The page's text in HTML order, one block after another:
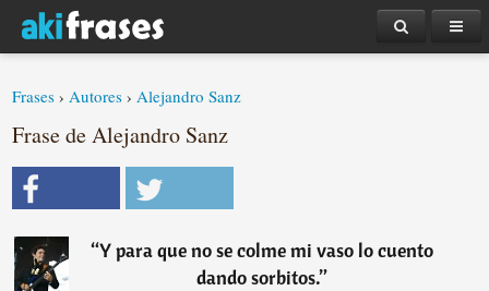
Frases ›Autores ›Alejandro Sanz
Frase de Alejandro Sanz
“Y para que no se colme mi vaso lo cuento
dando sorbitos.”